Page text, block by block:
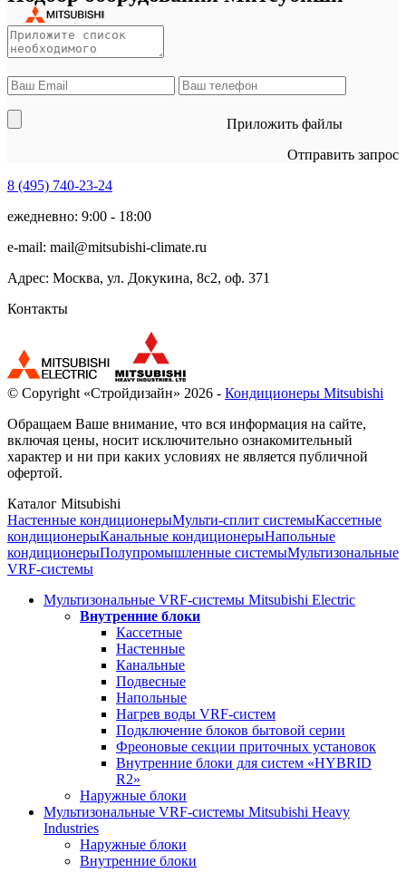
Приложить файлы
Отправить запрос
8 (495) 740-23-24
ежедневно: 9:00 - 18:00
e-mail: mail@mitsubishi-climate.ru
Адрес: Москва, ул. Докукина, 8с2, оф. 371
Контакты
© Copyright «Стройдизайн» 2026 - Кондиционеры Mitsubishi
Обращаем Ваше внимание, что вся информация на сайте,
включая цены, носит исключительно ознакомительный
характер и ни при каких условиях не является публичной
офертой.
Каталог Mitsubishi
Настенные кондиционерыМульти-сплит системыКассетные
кондиционерыКанальные кондиционерыНапольные
кондиционерыПолупромышленные системыМультизональные
VRF-системы
Мультизональные VRF-системы Mitsubishi Electric
Внутренние блоки
Кассетные
Настенные
Канальные
Подвесные
Напольные
Нагрев воды VRF-систем
Подключение блоков бытовой серии
Фреоновые секции приточных установок
Внутренние блоки для систем «HYBRID
R2»
Наружные блоки
Мультизональные VRF-системы Mitsubishi Heavy
Industries
Наружные блоки
Внутренние блоки